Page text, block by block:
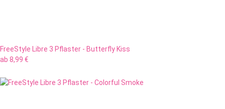
FreeStyle Libre 3 Pflaster - Butterfly Kiss
ab 8,99 €